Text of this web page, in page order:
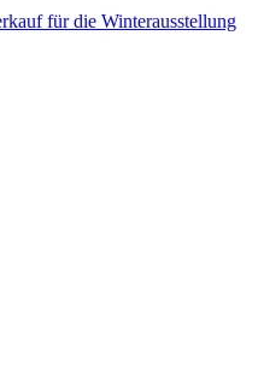
für die Winterausstellung